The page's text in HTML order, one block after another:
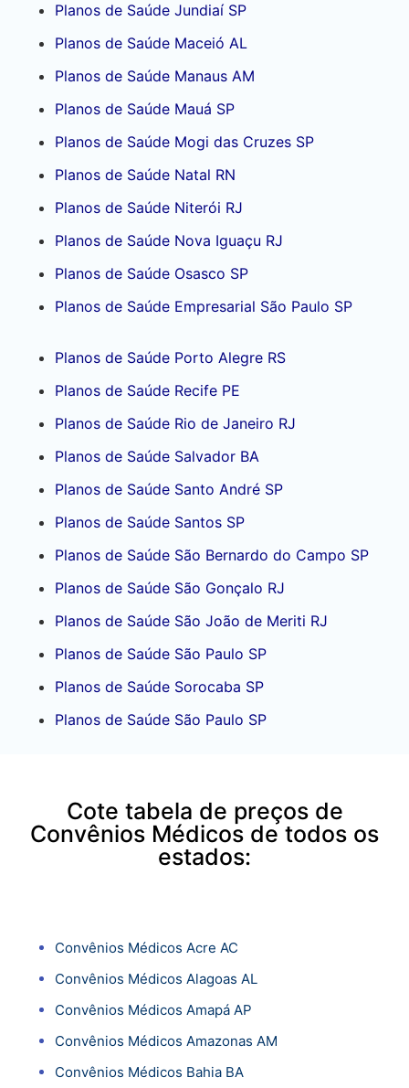
Planos de Saúde Jundiaí SP
Planos de Saúde Maceió AL
Planos de Saúde Manaus AM
Planos de Saúde Mauá SP
Planos de Saúde Mogi das Cruzes SP
Planos de Saúde Natal RN
Planos de Saúde Niterói RJ
Planos de Saúde Nova Iguaçu RJ
Planos de Saúde Osasco SP
Planos de Saúde Empresarial São Paulo SP
Planos de Saúde Porto Alegre RS
Planos de Saúde Recife PE
Planos de Saúde Rio de Janeiro RJ
Planos de Saúde Salvador BA
Planos de Saúde Santo André SP
Planos de Saúde Santos SP
Planos de Saúde São Bernardo do Campo SP
Planos de Saúde São Gonçalo RJ
Planos de Saúde São João de Meriti RJ
Planos de Saúde São Paulo SP
Planos de Saúde Sorocaba SP
Planos de Saúde São Paulo SP
Cote tabela de preços de
Convênios Médicos de todos os
estados:
Convênios Médicos Acre AC
Convênios Médicos Alagoas AL
Convênios Médicos Amapá AP
Convênios Médicos Amazonas AM
Convênios Médicos Bahia BA